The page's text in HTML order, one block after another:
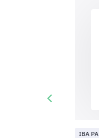
IBA PA
Previous slide